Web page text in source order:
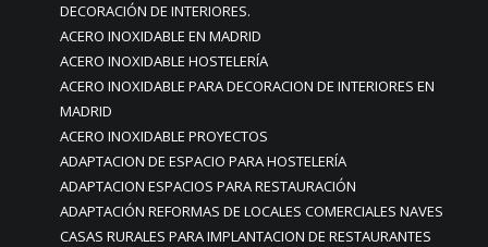
DECORACIÓN DE INTERIORES.
ACERO INOXIDABLE EN MADRID
ACERO INOXIDABLE HOSTELERÍA
ACERO INOXIDABLE PARA DECORACION DE INTERIORES EN
MADRID
ACERO INOXIDABLE PROYECTOS
ADAPTACION DE ESPACIO PARA HOSTELERÍA
ADAPTACION ESPACIOS PARA RESTAURACIÓN
ADAPTACIÓN REFORMAS DE LOCALES COMERCIALES NAVES
CASAS RURALES PARA IMPLANTACION DE RESTAURANTES